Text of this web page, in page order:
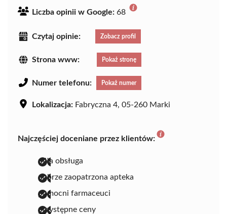
Liczba opinii w Google: 68
Czytaj opinie: Zobacz profil
Strona www: Pokaż stronę
Numer telefonu: Pokaż numer
Lokalizacja: Fabryczna 4, 05-260 Marki
Najczęściej doceniane przez klientów:
miła obsługa
dobrze zaopatrzona apteka
pomocni farmaceuci
przystępne ceny